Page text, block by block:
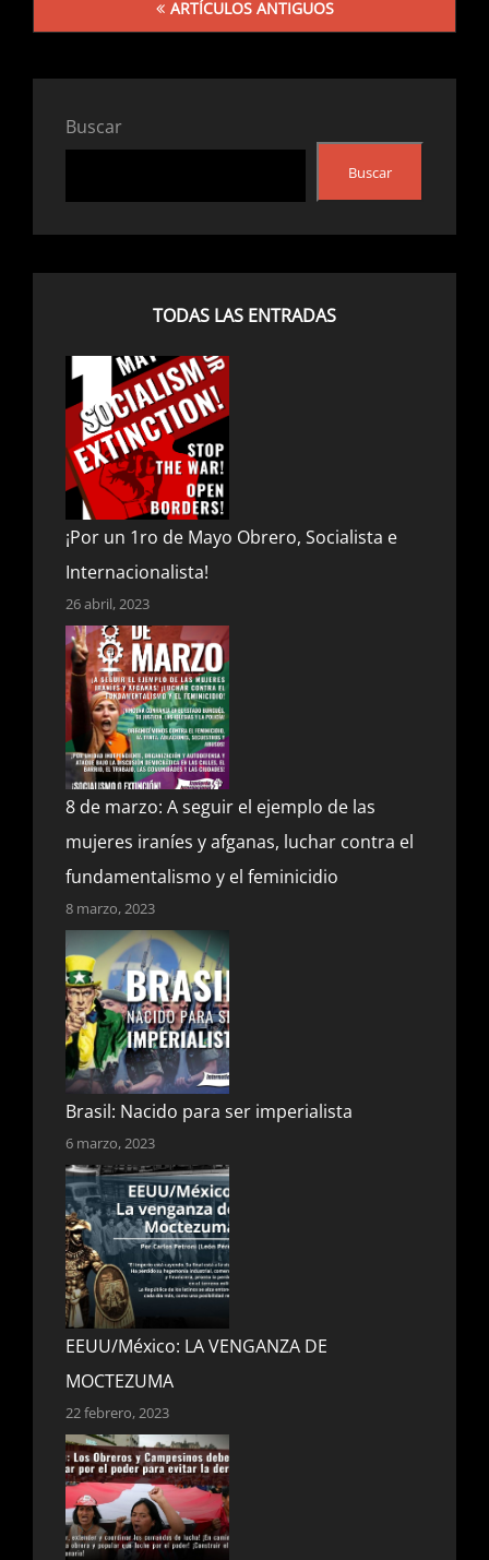
ARTÍCULOS ANTIGUOS
Buscar
Buscar
TODAS LAS ENTRADAS
¡Por un 1ro de Mayo Obrero, Socialista e
Internacionalista!
26 abril, 2023
8 de marzo: A seguir el ejemplo de las
mujeres iraníes y afganas, luchar contra el
fundamentalismo y el feminicidio
8 marzo, 2023
Brasil: Nacido para ser imperialista
6 marzo, 2023
EEUU/México: LA VENGANZA DE
MOCTEZUMA
22 febrero, 2023